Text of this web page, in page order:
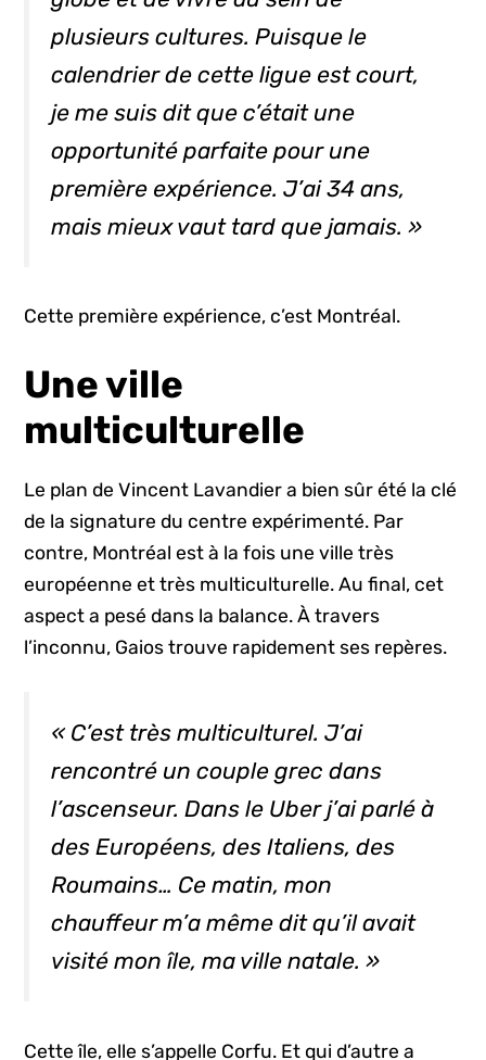
plusieurs cultures. Puisque le
calendrier de cette ligue est court,
je me suis dit que c’était une
opportunité parfaite pour une
première expérience. J’ai 34 ans,
mais mieux vaut tard que jamais. »
Cette première expérience, c’est Montréal.
Une ville
multiculturelle
Le plan de Vincent Lavandier a bien sûr été la clé
de la signature du centre expérimenté. Par
contre, Montréal est à la fois une ville très
européenne et très multiculturelle. Au final, cet
aspect a pesé dans la balance. À travers
l’inconnu, Gaios trouve rapidement ses repères.
« C’est très multiculturel. J’ai
rencontré un couple grec dans
l’ascenseur. Dans le Uber j’ai parlé à
des Européens, des Italiens, des
Roumains… Ce matin, mon
chauffeur m’a même dit qu’il avait
visité mon île, ma ville natale. »
Cette île, elle s’appelle Corfu. Et qui d’autre a